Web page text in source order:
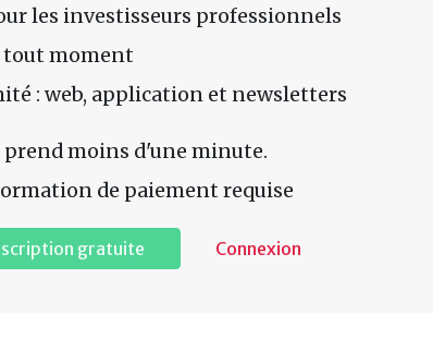
les investisseurs professionnels
tout moment
: web, application et newsletters
moins d'une minute.
de paiement requise
gratuite Connexion